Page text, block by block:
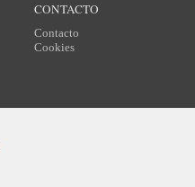
CONTACTO
Contacto
Cookies